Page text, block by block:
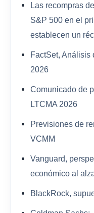
Las recompras
S&P 500 en el
establecen un
FactSet, Análisis
2026
Comunicado de
LTCMA 2026
Previsiones de
VCMM
Vanguard,
económico al
BlackRock,